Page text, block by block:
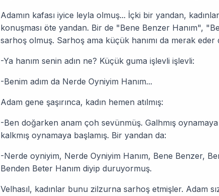
Adamın kafası iyice leyla olmuş... İçki bir yandan,
konuşması öte yandan. Bir de "Bene Benzer Hanım",
sarhoş olmuş. Sarhoş ama küçük hanımı da merak
-Ya hanım senin adın ne? Küçük guma işlevli işlevli:
-Benim adım da Nerde Oyniyim Hanım...
Adam gene şaşırınca, kadın hemen atılmış:
-Ben doğarken anam çoh sevünmüş. Galhmış
kalkmış oynamaya başlamış. Bir yandan da:
-Nerde oyniyim, Nerde Oyniyim Hanım, Bene Benzer,
Benden Beter Hanım diyip duruyormuş.
Velhasıl, kadınlar bunu zilzurna sarhoş etmişler. Adam